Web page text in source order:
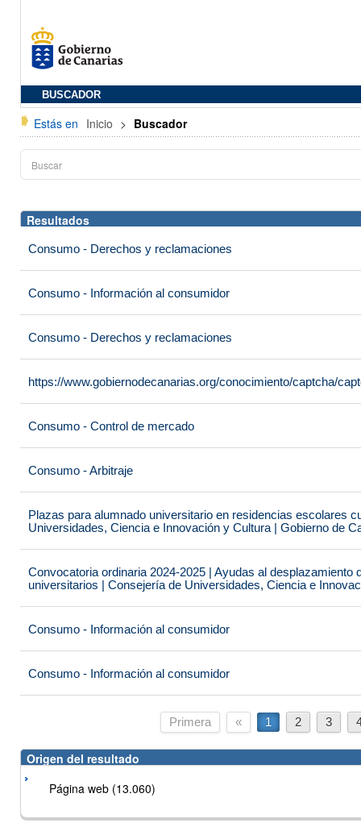
BUSCADOR
Estás en Inicio > Buscador
Resultados
Consumo - Derechos y reclamaciones
Consumo - Información al consumidor
Consumo - Derechos y reclamaciones
https://www.gobiernodecanarias.org/conocimiento/captcha/
Consumo - Control de mercado
Consumo - Arbitraje
Plazas para alumnado universitario en residencias escolares
Universidades, Ciencia e Innovación y Cultura | Gobierno de
Convocatoria ordinaria 2024-2025 | Ayudas al desplazamiento
universitarios | Consejería de Universidades, Ciencia e
Consumo - Información al consumidor
Consumo - Información al consumidor
Primera « 1 2 3
Origen del resultado
Página web (13.060)